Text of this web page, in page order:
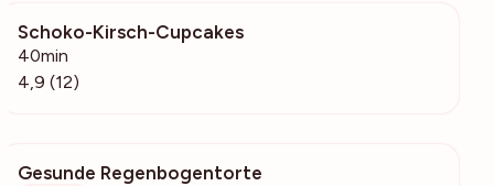
Schoko-Kirsch-Cupcakes
40min
4,9 (12)
Gesunde Regenbogentorte